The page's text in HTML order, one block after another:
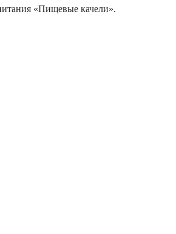
«Пищевые качели».